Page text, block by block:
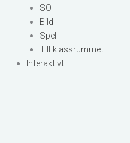
SO
Bild
Spel
Till klassrummet
Interaktivt